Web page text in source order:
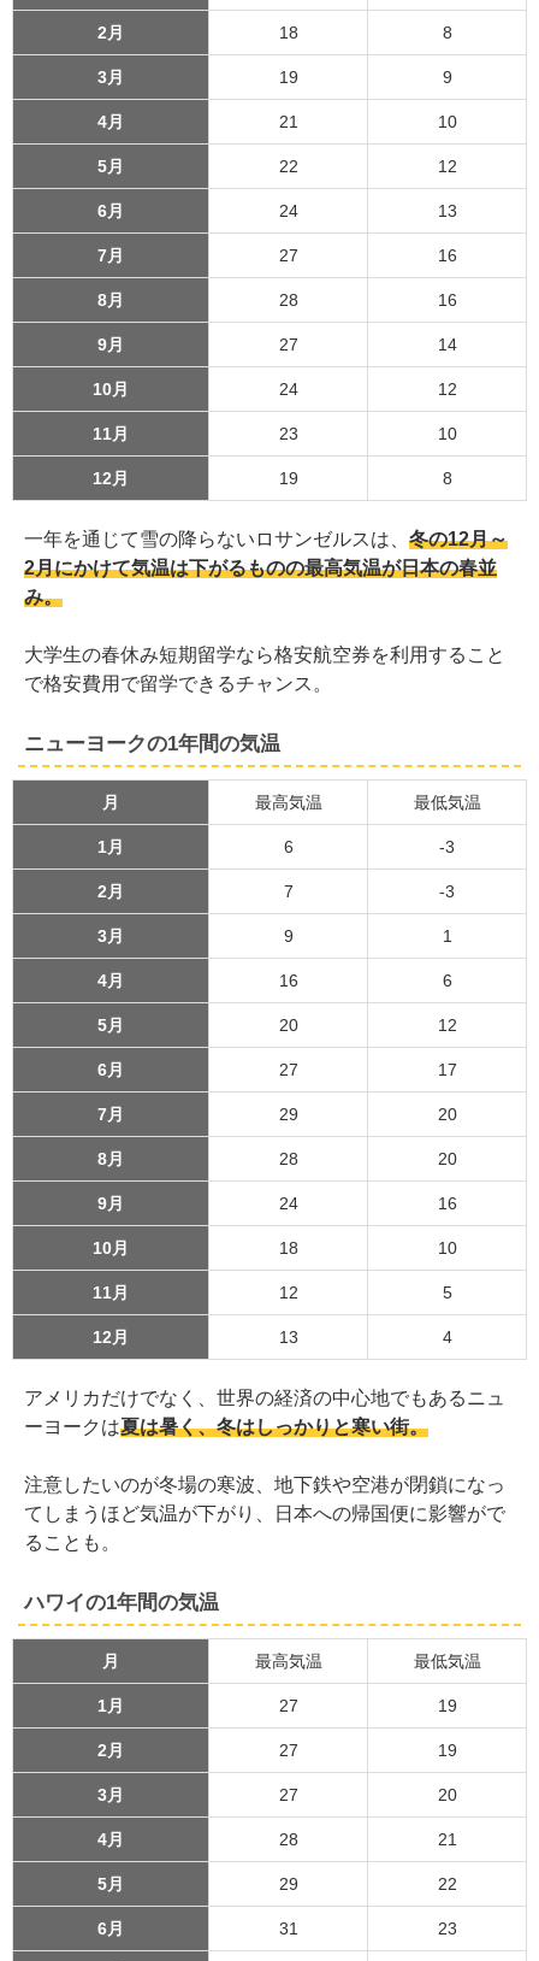
2月 18 8
3月 19 9
4月 21 10
5月 22 12
6月 24 13
7月 27 16
8月 28 16
9月 27 14
10月 24 12
11月 23 10
12月 19 8
一年を通じて雪の降らないロサンゼルスは、 冬の12月～
2月にかけて気温は下がるものの最高気温が日本の春並
み。
大学生の春休み短期留学なら格安航空券を利用すること
で格安費用で留学できるチャンス。
ニューヨークの1年間の気温
月 最高気温 最低気温
1月 6 -3
2月 7 -3
3月 9 1
4月 16 6
5月 20 12
6月 27 17
7月 29 20
8月 28 20
9月 24 16
10月 18 10
11月 12 5
12月 13 4
アメリカだけでなく、世界の経済の中心地でもあるニュ
ーヨークは夏は暑く、冬はしっかりと寒い街。
注意したいのが冬場の寒波、地下鉄や空港が閉鎖になっ
てしまうほど気温が下がり、日本への帰国便に影響がで
ることも。
ハワイの1年間の気温
月 最高気温 最低気温
1月 27 19
2月 27 19
3月 27 20
4月 28 21
5月 29 22
6月 31 23